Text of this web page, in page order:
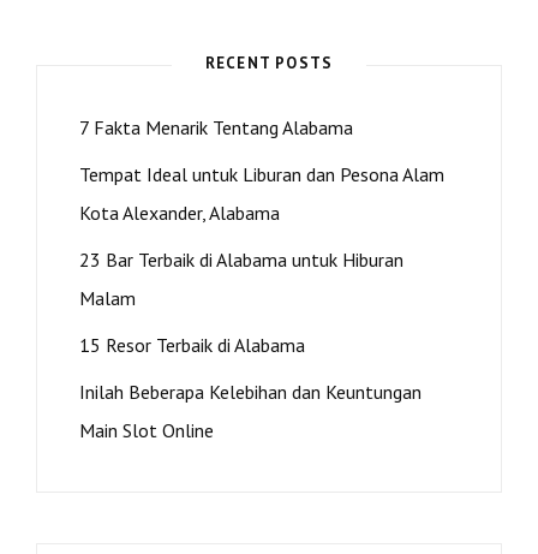
RECENT POSTS
7 Fakta Menarik Tentang Alabama
Tempat Ideal untuk Liburan dan Pesona Alam
Kota Alexander, Alabama
23 Bar Terbaik di Alabama untuk Hiburan
Malam
15 Resor Terbaik di Alabama
Inilah Beberapa Kelebihan dan Keuntungan
Main Slot Online